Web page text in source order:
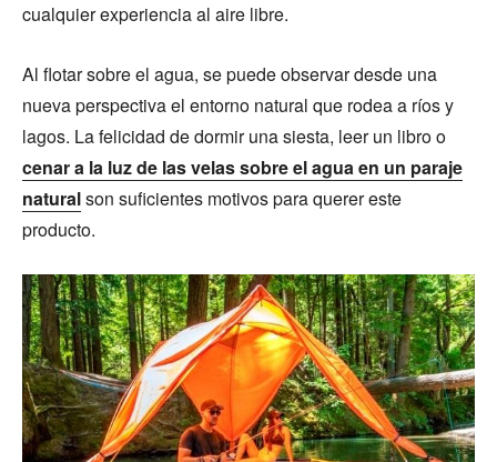
cualquier experiencia al aire libre.
Al flotar sobre el agua, se puede observar desde una
nueva perspectiva el entorno natural que rodea a ríos y
lagos. La felicidad de dormir una siesta, leer un libro o
cenar a la luz de las velas sobre el agua en un paraje
naturalson suficientes motivos para querer este
producto.